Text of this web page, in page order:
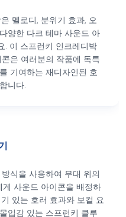
멜로디, 분위기 효과, 오
양한 다크 테마 사운드 아
. 이 스프런키 인크레디박
은 여러분의 작품에 독특
기여하는 재디자인된 호
니다.
식을 사용하여 무대 위의
사운드 아이콘을 배정하
있는 호러 효과와 보컬 요
입감 있는 스프런키 클루